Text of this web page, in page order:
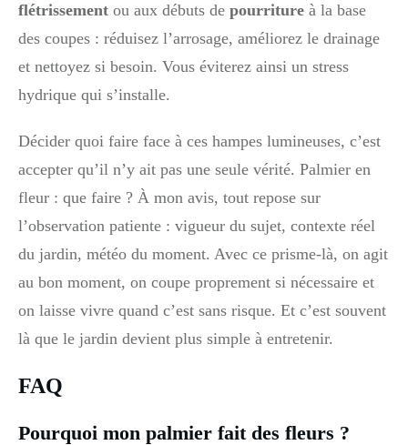
flétrissement ou aux débuts de pourriture à la base
des coupes : réduisez l’arrosage, améliorez le drainage
et nettoyez si besoin. Vous éviterez ainsi un stress
hydrique qui s’installe.
Décider quoi faire face à ces hampes lumineuses, c’est
accepter qu’il n’y ait pas une seule vérité. Palmier en
fleur : que faire ? À mon avis, tout repose sur
l’observation patiente : vigueur du sujet, contexte réel
du jardin, météo du moment. Avec ce prisme-là, on agit
au bon moment, on coupe proprement si nécessaire et
on laisse vivre quand c’est sans risque. Et c’est souvent
là que le jardin devient plus simple à entretenir.
FAQ
Pourquoi mon palmier fait des fleurs ?